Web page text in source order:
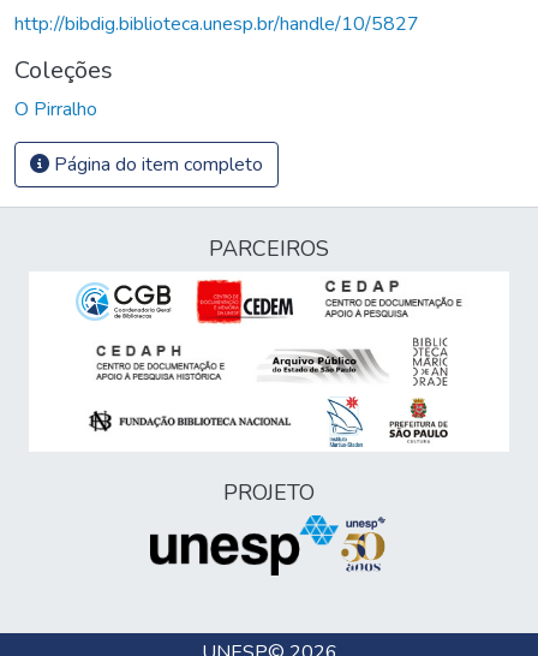
http://bibdig.biblioteca.unesp.br/handle/10/5827
Coleções
O Pirralho
Página do item completo
PARCEIROS
PROJETO